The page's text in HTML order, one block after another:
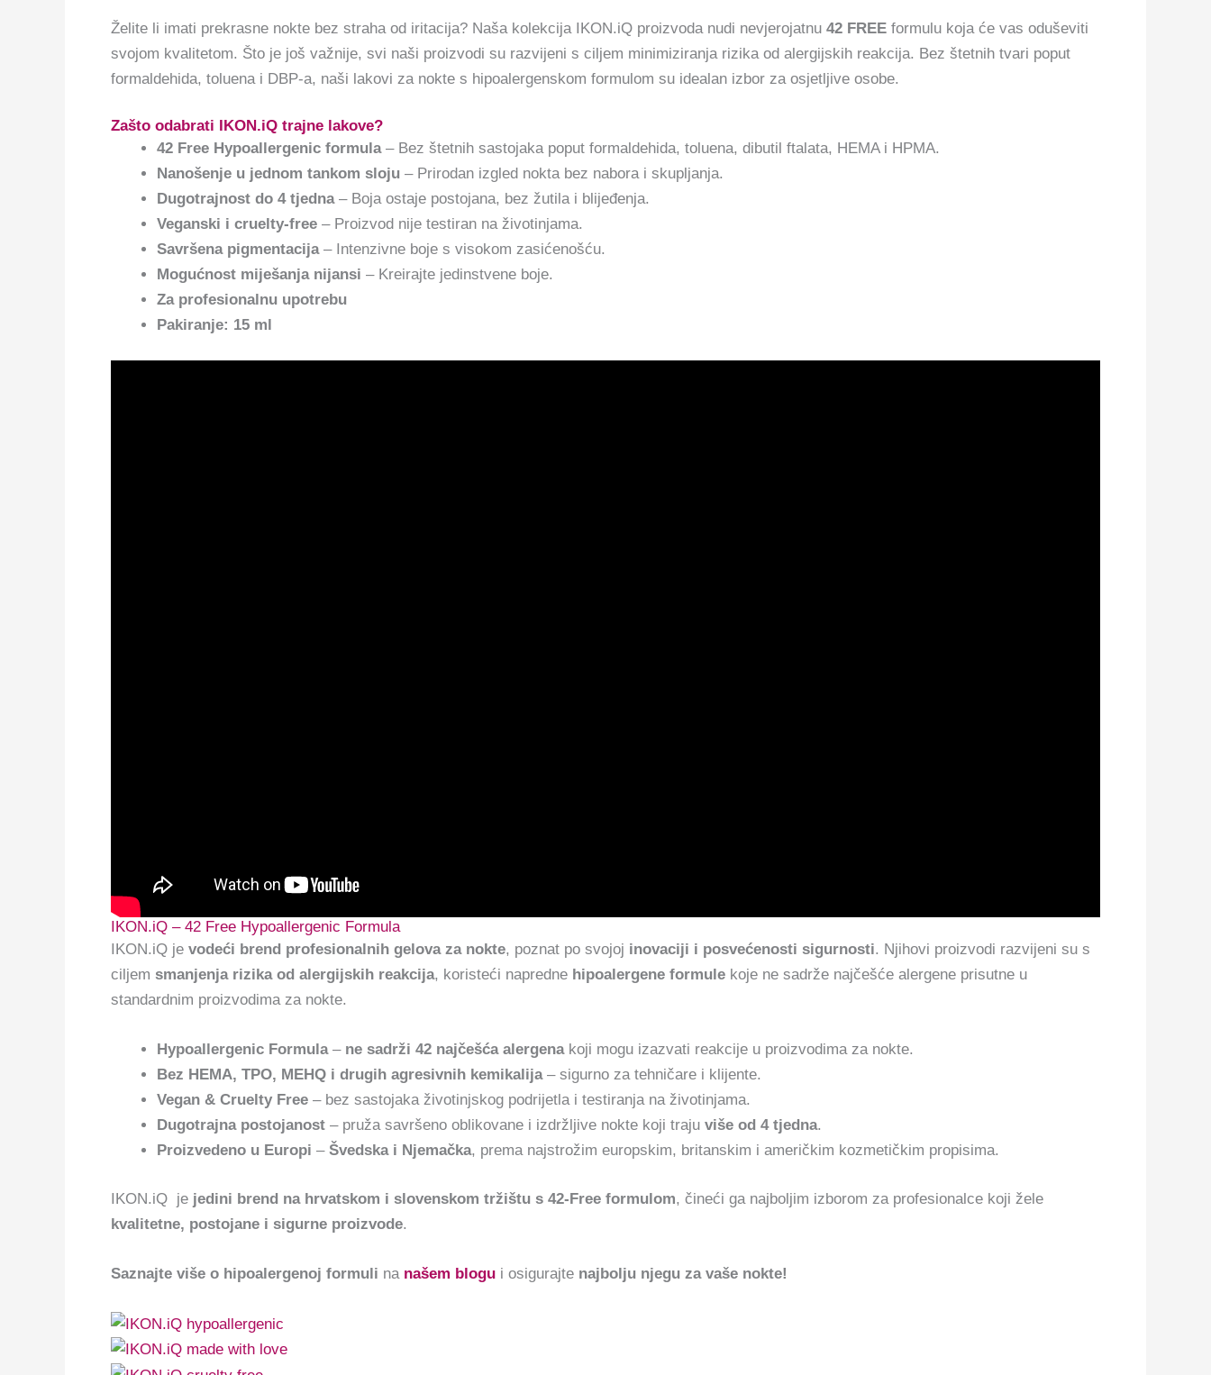
Želite li imati prekrasne nokte bez straha od iritacija? Naša kolekcija IKON.iQ proizvoda nudi nevjerojatnu 42 FREE formulu koja će vas oduševiti
svojom kvalitetom. Što je još važnije, svi naši proizvodi su razvijeni s ciljem minimiziranja rizika od alergijskih reakcija. Bez štetnih tvari poput
formaldehida, toluena i DBP-a, naši lakovi za nokte s hipoalergenskom formulom su idealan izbor za osjetljive osobe.
Zašto odabrati IKON.iQ trajne lakove?
42 Free Hypoallergenic formula– Bez štetnih sastojaka poput formaldehida, toluena, dibutil ftalata, HEMA i HPMA.
Nanošenje u jednom tankom sloju – Prirodan izgled nokta bez nabora i skupljanja.
Dugotrajnost do 4 tjedna– Boja ostaje postojana, bez žutila i blijeđenja.
Veganski i cruelty-free – Proizvod nije testiran na životinjama.
Savršena pigmentacija– Intenzivne boje s visokom zasićenošću.
Mogućnost miješanja nijansi – Kreirajte jedinstvene boje.
Za profesionalnu upotrebu
Pakiranje: 15 ml
IKON.iQ – 42 Free Hypoallergenic Formula
IKON.iQ je vodeći brend profesionalnih gelova za nokte, poznat po svojoj inovaciji i posvećenosti sigurnosti. Njihovi proizvodi razvijeni su s
ciljem smanjenja rizika od alergijskih reakcija, koristeći napredne hipoalergene formule koje ne sadrže najčešće alergene prisutne u
standardnim proizvodima za nokte.
Hypoallergenic Formula– ne sadrži 42 najčešća alergenakoji mogu izazvati reakcije u proizvodima za nokte.
Bez HEMA, TPO, MEHQ i drugih agresivnih kemikalija– sigurno za tehničare i klijente.
Vegan & Cruelty Free – bez sastojaka životinjskog podrijetla i testiranja na životinjama.
Dugotrajna postojanost – pruža savršeno oblikovane i izdržljive nokte koji traju više od 4 tjedna.
Proizvedeno u Europi – Švedska i Njemačka, prema najstrožim europskim, britanskim i američkim kozmetičkim propisima.
IKON.iQ je jedini brend na hrvatskom i slovenskom tržištu s 42-Free formulom, čineći ga najboljim izborom za profesionalce koji žele
kvalitetne, postojane i sigurne proizvode.
Saznajte više o hipoalergenoj formuli na našem blogu i osigurajte najbolju njegu za vaše nokte!